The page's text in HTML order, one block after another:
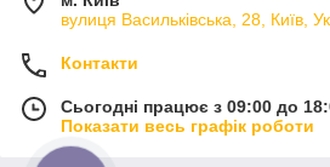
вулиця Васильківська, 28, Київ,
Контакти
Сьогодні працює з 09:00 до
Показати весь графік роботи